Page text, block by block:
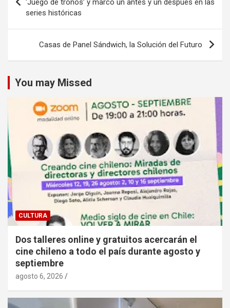
entradas
‘Juego de tronos’ y marcó un antes y un después en las
series históricas
Casas de Panel Sándwich, la Solución del Futuro
You may Missed
CULTURA
Dos talleres online y gratuitos acercarán el
cine chileno a todo el país durante agosto y
septiembre
agosto 6, 2026